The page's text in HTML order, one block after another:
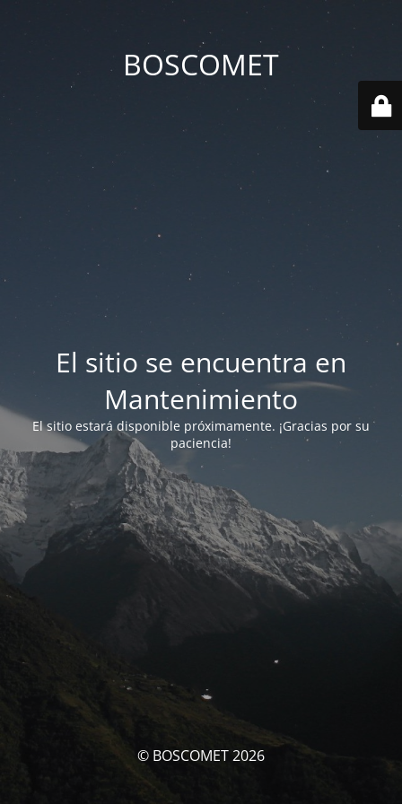
BOSCOMET
El sitio se encuentra en
Mantenimiento
El sitio estará disponible próximamente. ¡Gracias por su
paciencia!
© BOSCOMET 2026